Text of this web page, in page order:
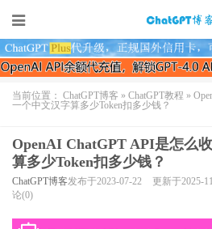
当前位置： ChatGPT博客 » ChatGPT教程 »
一个中文汉字算多少Token扣多少钱？
OpenAI ChatGPT API是怎么
算多少Token扣多少钱？
ChatGPT博客发布于2023-07-22 更新于2025-
论(0)